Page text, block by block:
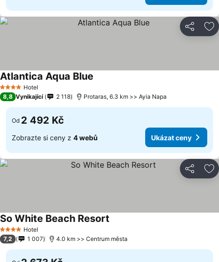
Sdílet
4 Počet hvězdiček
Hotel
Atlantica Aqua Blue
8,8 Vynikající 2 118 Protaras, 6.3 km >> Ayia Napa
Od 2 492 Kč
Zobrazte si ceny z 4 webů Ukázat ceny
Sdílet
4 Počet hvězdiček
Hotel
So White Beach Resort
7,2 1 007 4.0 km >> Centrum města